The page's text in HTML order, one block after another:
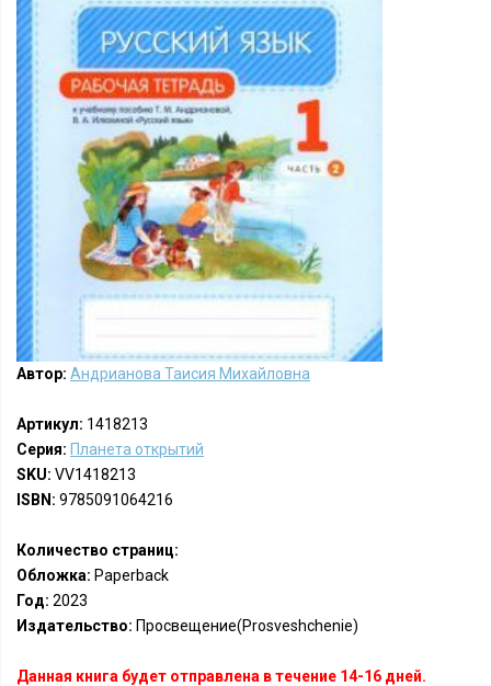
Автор: Андрианова Таисия Михайловна
Артикул: 1418213
Серия: Планета открытий
SKU: VV1418213
ISBN: 9785091064216
Количество страниц:
Обложка: Paperback
Год: 2023
Издательство: Просвещение(Prosveshchenie)
Данная книга будет отправлена в течение 14-16 дней.